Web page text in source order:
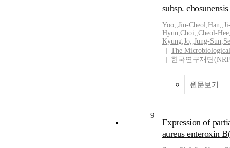
subsp.
Yoo,,Jin-Cheol,Han,,
Hyun,Choi,,Cheol-Hee
Kyung,Jo,,Jung-Sun,
The
한국연구재단
원문보기
9
Expression of
aureus enteroxin